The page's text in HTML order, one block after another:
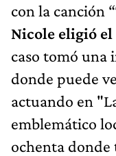
con la canción “
Nicole eligió
caso tomó una
donde puede
actuando en
emblemático
ochenta donde